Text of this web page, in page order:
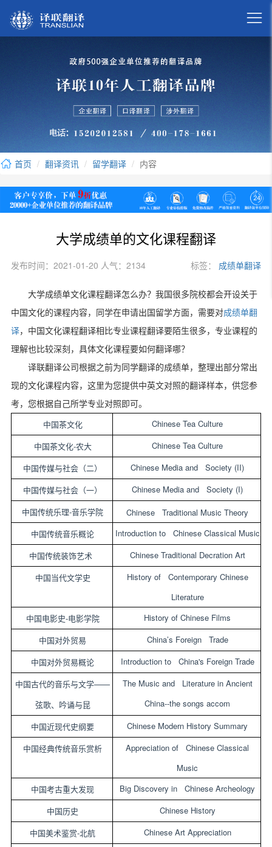

首页 翻译资讯 留学翻译 内容
大学成绩单的文化课程翻译
发布时间：2021-01-20 人气：2134 标签： 成绩单翻译
大学成绩单文化课程翻译怎么办？我国很多院校都会开设关于
中国文化的课程内容，同学在申请出国留学方面，需要对成绩单翻
译，中国文化课程翻译相比专业课程翻译要陌生很多，专业课程的
理解也比较深刻，具体文化课程要如何翻译哪？
译联翻译公司根据之前为同学翻译的成绩单，整理出部分常出
现的文化课程内容，这里为您提供中英文对照的翻译样本，供您参
考，您根据自己所学专业对照即可。
中国茶文化 Chinese Tea Culture
中国茶文化-农大 Chinese Tea Culture
中国传媒与社会（二） Chinese Media and Society (II)
中国传媒与社会（一） Chinese Media and Society (I)
中国传统乐理-音乐学院 Chinese Traditional Music Theory
中国传统音乐概论 Introduction to Chinese Classical Music
中国传统装饰艺术 Chinese Traditional Decration Art
中国当代文学史
History of Contemporary Chinese
Literature
中国电影史-电影学院 History of Chinese Films
中国对外贸易 China’s Foreign Trade
中国对外贸易概论 Introduction to China's Foreign Trade
中国古代的音乐与文学——
弦歌、吟诵与昆
The Music and Literature in Ancient
China--the songs accom
中国近现代史纲要 Chinese Modern History Summary
中国经典传统音乐赏析
Appreciation of Chinese Classical
Music
中国考古重大发现 Big Discovery in Chinese Archeology
中国历史 Chinese History
中国美术鉴赏-北航 Chinese Art Appreciation